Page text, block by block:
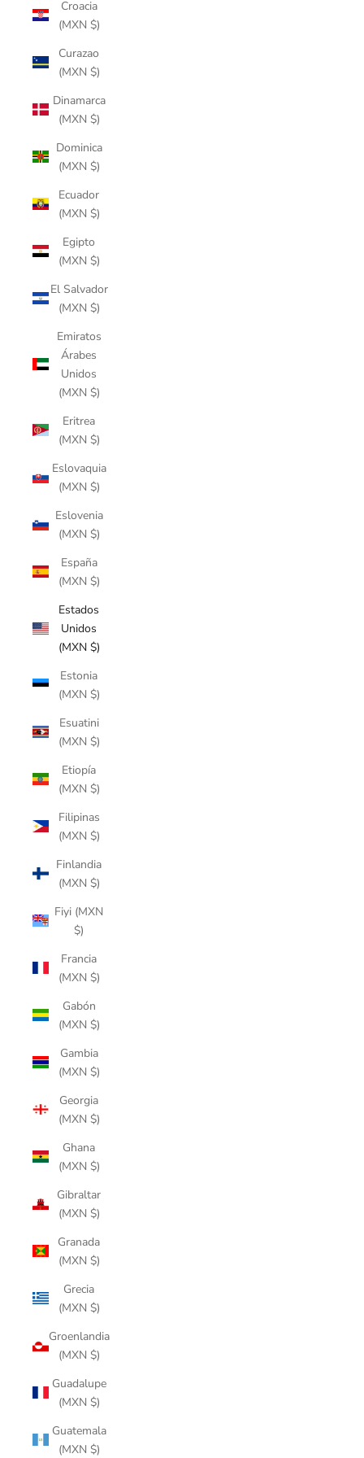
Croacia
(MXN $)
Curazao
(MXN $)
Dinamarca
(MXN $)
Dominica
(MXN $)
Ecuador
(MXN $)
Egipto
(MXN $)
El Salvador
(MXN $)
Emiratos
Árabes
Unidos
(MXN $)
Eritrea
(MXN $)
Eslovaquia
(MXN $)
Eslovenia
(MXN $)
España
(MXN $)
Estados
Unidos
(MXN $)
Estonia
(MXN $)
Esuatini
(MXN $)
Etiopía
(MXN $)
Filipinas
(MXN $)
Finlandia
(MXN $)
Fiyi (MXN
$)
Francia
(MXN $)
Gabón
(MXN $)
Gambia
(MXN $)
Georgia
(MXN $)
Ghana
(MXN $)
Gibraltar
(MXN $)
Granada
(MXN $)
Grecia
(MXN $)
Groenlandia
(MXN $)
Guadalupe
(MXN $)
Guatemala
(MXN $)